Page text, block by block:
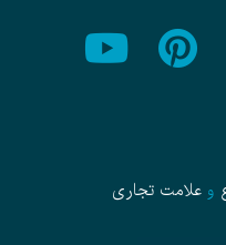
وعلامت تجاری